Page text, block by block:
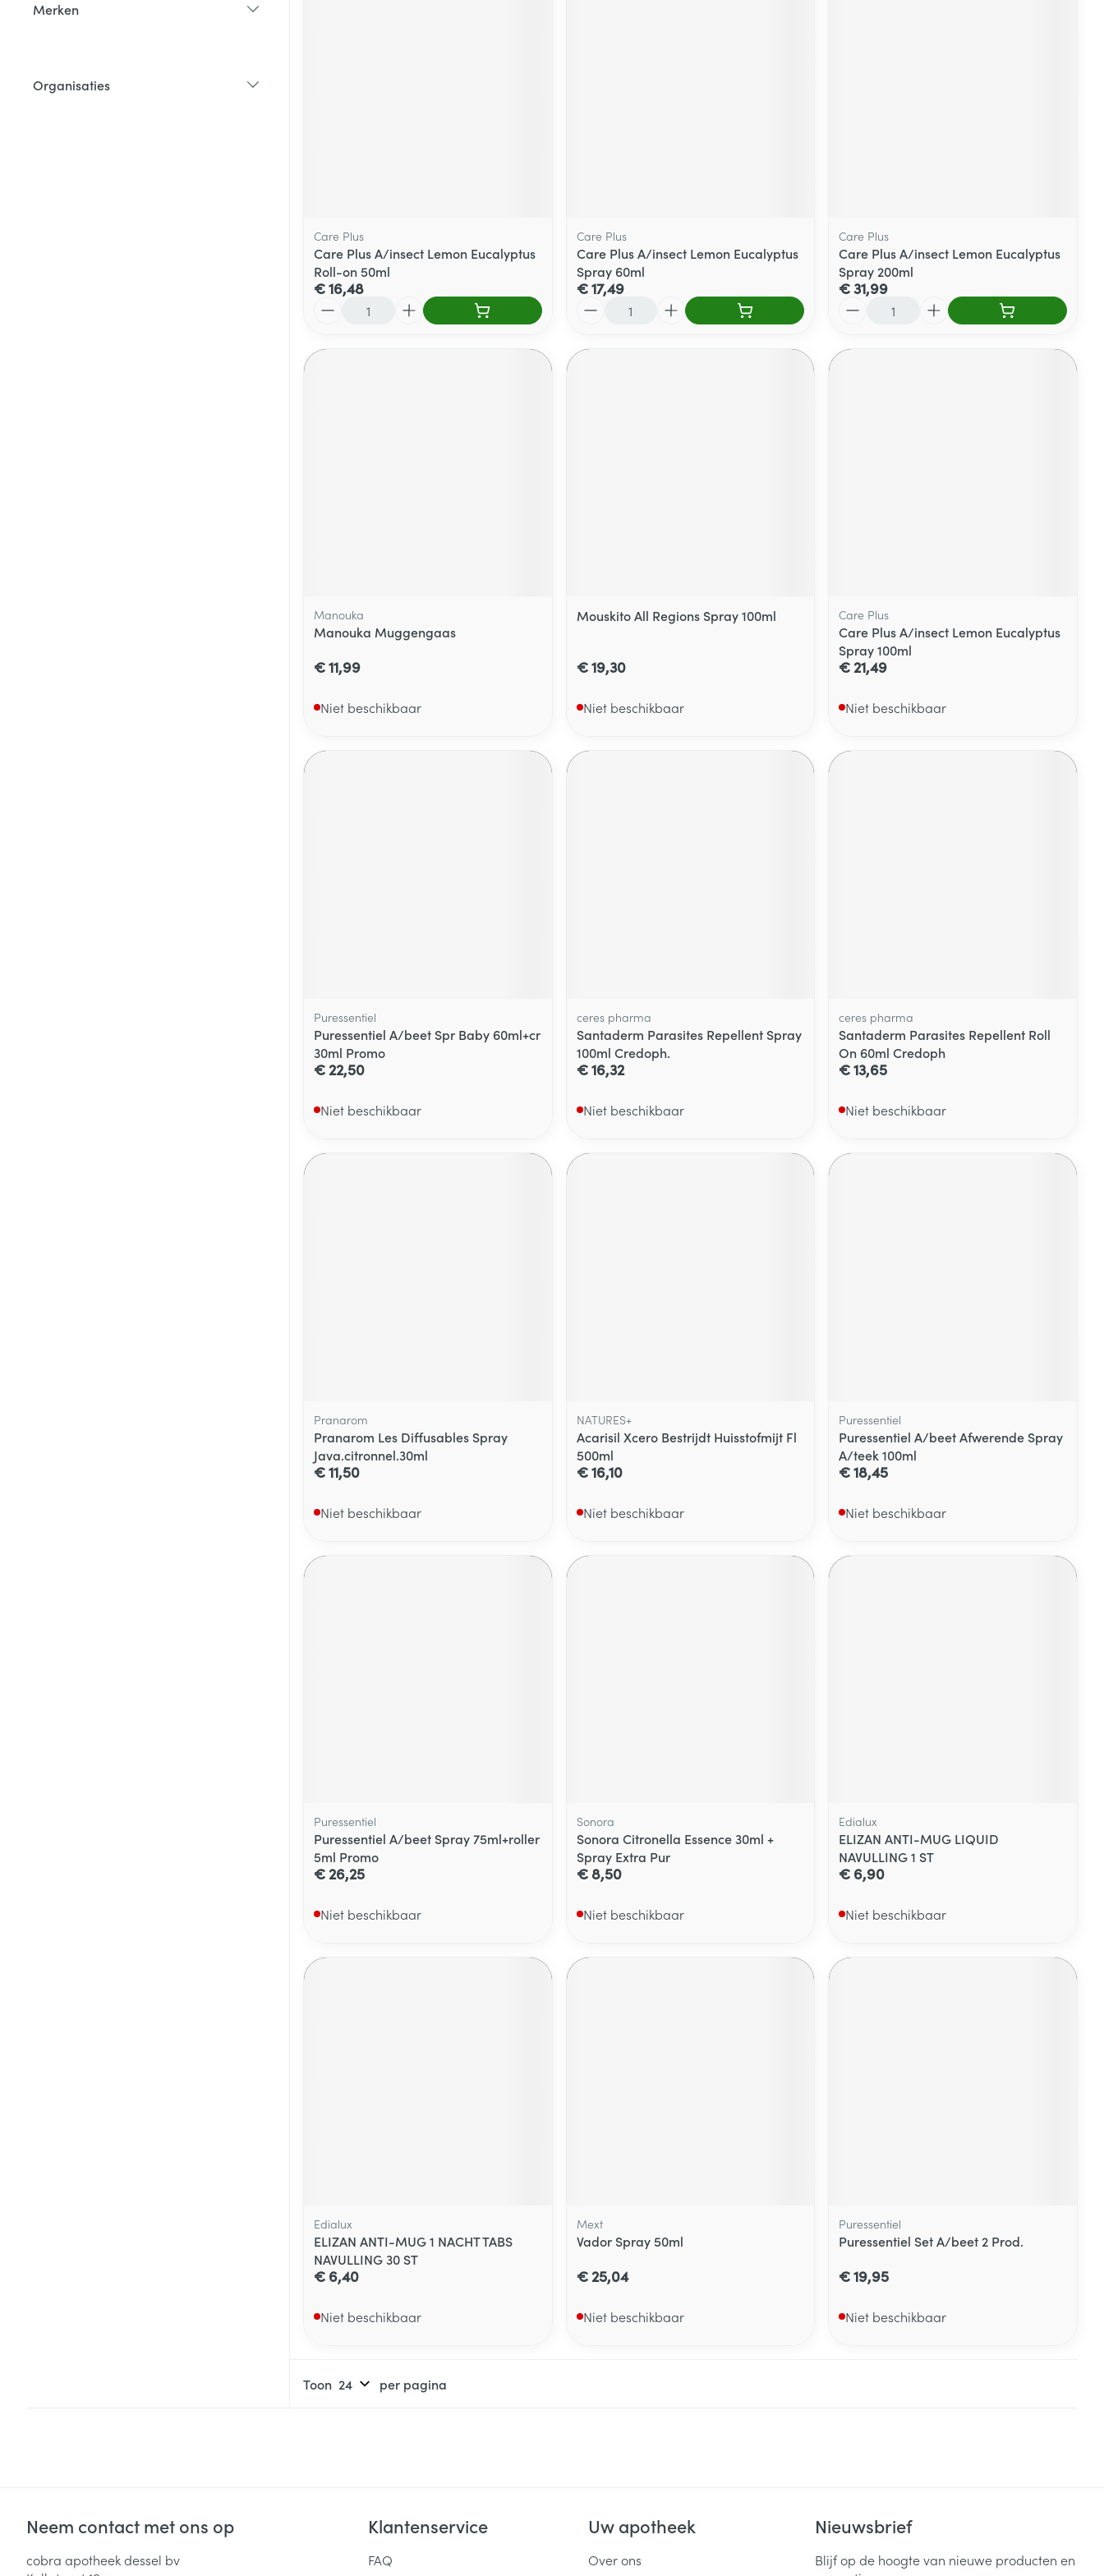
Merken
Organisaties
Care Plus
Care Plus A/insect Lemon Eucalyptus
Roll-on 50ml
€ 16,48
Care Plus
Care Plus A/insect Lemon Eucalyptus
Spray 60ml
€ 17,49
Care Plus
Care Plus A/insect Lemon Eucalyptus
Spray 200ml
€ 31,99
Manouka
Manouka Muggengaas
€ 11,99
Niet beschikbaar
Mouskito All Regions Spray 100ml
€ 19,30
Niet beschikbaar
Care Plus
Care Plus A/insect Lemon Eucalyptus
Spray 100ml
€ 21,49
Niet beschikbaar
Puressentiel
Puressentiel A/beet Spr Baby 60ml+cr
30ml Promo
€ 22,50
Niet beschikbaar
ceres pharma
Santaderm Parasites Repellent Spray
100ml Credoph.
€ 16,32
Niet beschikbaar
ceres pharma
Santaderm Parasites Repellent Roll
On 60ml Credoph
€ 13,65
Niet beschikbaar
Pranarom
Pranarom Les Diffusables Spray
Java.citronnel.30ml
€ 11,50
Niet beschikbaar
NATURES+
Acarisil Xcero Bestrijdt Huisstofmijt Fl
500ml
€ 16,10
Niet beschikbaar
Puressentiel
Puressentiel A/beet Afwerende Spray
A/teek 100ml
€ 18,45
Niet beschikbaar
Puressentiel
Puressentiel A/beet Spray 75ml+roller
5ml Promo
€ 26,25
Niet beschikbaar
Sonora
Sonora Citronella Essence 30ml +
Spray Extra Pur
€ 8,50
Niet beschikbaar
Edialux
ELIZAN ANTI-MUG LIQUID
NAVULLING 1 ST
€ 6,90
Niet beschikbaar
Edialux
ELIZAN ANTI-MUG 1 NACHT TABS
NAVULLING 30 ST
€ 6,40
Niet beschikbaar
Mext
Vador Spray 50ml
€ 25,04
Niet beschikbaar
Puressentiel
Puressentiel Set A/beet 2 Prod.
€ 19,95
Niet beschikbaar
Toon per pagina
Neem contact met ons op
cobra apotheek dessel bv
Klantenservice
FAQ
Uw apotheek
Over ons
Nieuwsbrief
Blijf op de hoogte van nieuwe producten en